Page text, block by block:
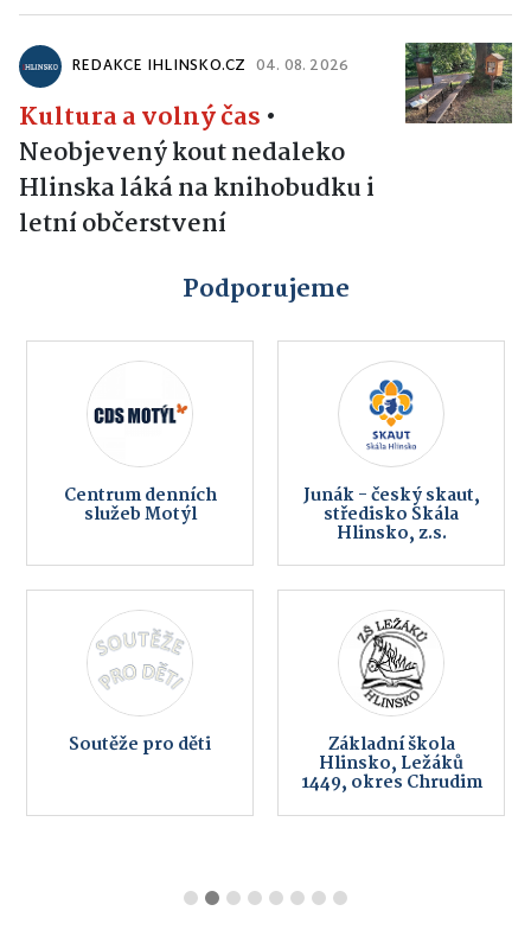
REDAKCE IHLINSKO.CZ 04. 08. 2026
Kultura a volný čas •
Neobjevený kout nedaleko
Hlinska láká na knihobudku i
letní občerstvení
Podporujeme
Centrum denních
služeb Motýl
Junák - český skaut,
středisko Skála
Hlinsko, z.s.
Soutěže pro děti Základní škola
Hlinsko, Ležáků
1449, okres Chrudim